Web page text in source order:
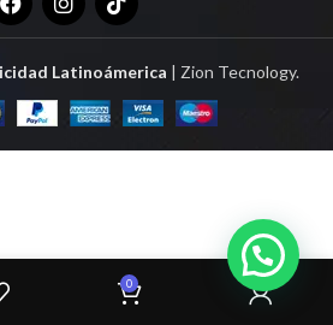
Latinoámerica | Zion Tecnology.
0